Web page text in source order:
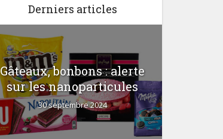
Derniers articles
Gâteaux, bonbons : alerte
sur les nanoparticules
30 septembre 2024